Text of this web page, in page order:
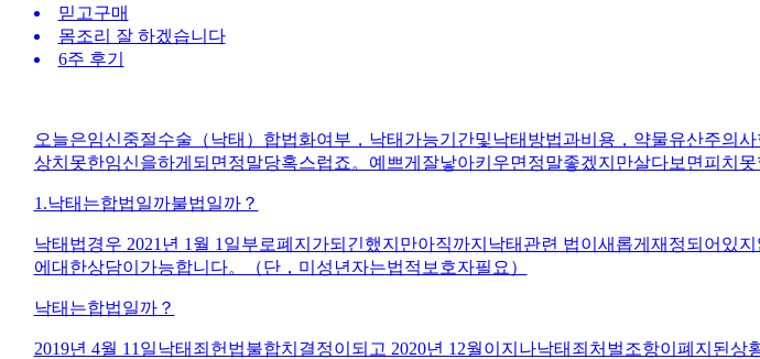
믿고구매
몸조리 잘 하겠습니다
6주 후기
오늘은임신중절수술（낙태）합법화여부，낙태가능기간및낙태방법과비용，약물유산주의
상치못한임신을하게되면정말당혹스럽죠。예쁘게잘낳아키우면정말좋겠지만살다보면피치
1.낙태는합법일까불법일까？
낙태법경우 2021년 1월 1일부로폐지가되긴했지만아직까지낙태관련 법이새롭게재정되어
에대한상담이가능합니다。（단，미성년자는법적보호자필요）
낙태는합법일까？
2019년 4월 11일낙태죄헌법불합치결정이되고 2020년 12월이지나낙태죄처벌조항이폐지된